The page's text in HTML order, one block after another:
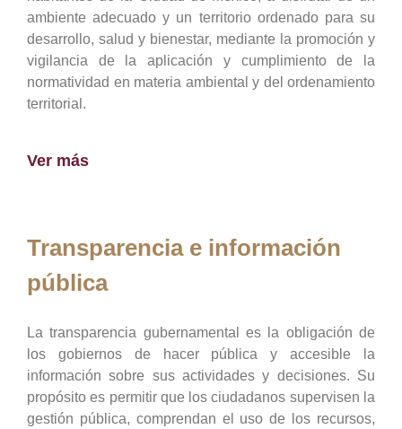
ambiente adecuado y un territorio ordenado para su
desarrollo, salud y bienestar, mediante la promoción y
vigilancia de la aplicación y cumplimiento de la
normatividad en materia ambiental y del ordenamiento
territorial.
Ver más
Transparencia e información
pública
La transparencia gubernamental es la obligación de
los gobiernos de hacer pública y accesible la
información sobre sus actividades y decisiones. Su
propósito es permitir que los ciudadanos supervisen la
gestión pública, comprendan el uso de los recursos,